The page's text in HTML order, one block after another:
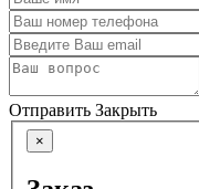
Отправить Закрыть
×